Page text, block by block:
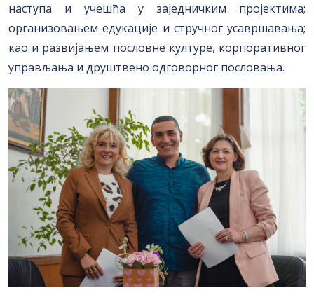
наступа и учешћа у заједничким пројектима;
организовањем едукације и стручног усавршавања;
као и развијањем пословне културе, корпоративног
управљања и друштвено одговорног пословања.